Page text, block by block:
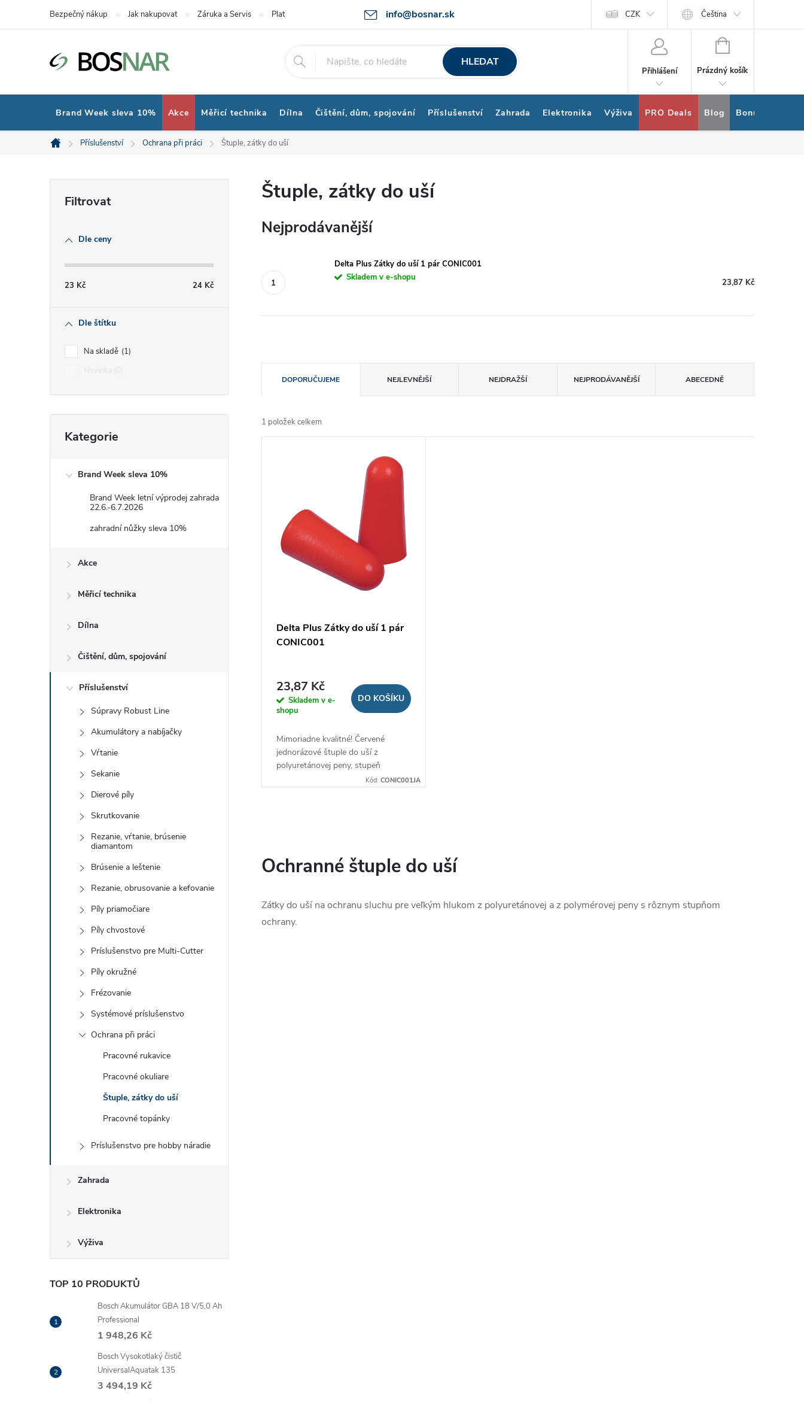
info@bosnar.sk
Bezpečný nákup Jak nakupovat Záruka a Servis Platby a Doprava Kontakty Obchodní podmínky Nákup na splátky Quatro
CZK Čeština
HLEDAT
Přihlášení
NÁKUPNÍ
Prázdný košík
Brand Week sleva 10% Akce Měřicí technika Dílna Čištění, dům, spojování Příslušenství Zahrada Elektronika Výživa PRO Deals Blog Bonus program
Domů
Příslušenství Ochrana při práci Štuple, zátky do uší
n
Dle ceny
23 Kč 24 Kč
Dle štítku
Na skladě 1
kategorie
Kategorie
Brand Week sleva 10%
Brand Week letní výprodej zahrada
22.6.-6.7.2026
zahradní nůžky sleva 10%
Akce
Měřicí technika
Dílna
Čištění, dům, spojování
Příslušenství
Súpravy Robust Line
Akumulátory a nabíjačky
Vŕtanie
Sekanie
Dierové píly
Skrutkovanie
Rezanie, vŕtanie, brúsenie
diamantom
Brúsenie a leštenie
Rezanie, obrusovanie a kefovanie
Píly priamočiare
Píly chvostové
Príslušenstvo pre Multi-Cutter
Píly okružné
Frézovanie
Systémové príslušenstvo
Ochrana při práci
Pracovné rukavice
Pracovné okuliare
Štuple, zátky do uší
Pracovné topánky
Príslušenstvo pre hobby náradie
Zahrada
Elektronika
Výživa
TOP 10 PRODUKTŮ
Bosch Akumulátor GBA 18 V/5,0 Ah
Professional
1 948,26 Kč
Bosch Vysokotlaký čistič
UniversalAquatak 135
3 494,19 Kč
Štuple, zátky do uší
Nejprodávanější
Delta Plus Zátky do uší 1 pár CONIC001
Skladem v e-shopu
23,87 Kč
a
z
DOPORUČUJEME NEJLEVNĚJŠÍ NEJDRAŽŠÍ NEJPRODÁVANĚJŠÍ ABECEDNĚ
1 položek celkem
t
Delta Plus Zátky do uší 1 pár
CONIC001
23,87 Kč
Skladem v e-
shopu
DO KOŠÍKU
Mimoriadne kvalitné! Červené
jednorázové štuple do uší z
polyuretánovej peny, stupeň
ochrany proti hluku 4 zo 4.
Kód:CONIC001JA
v
l
á
d
Ochranné štuple do uší
Zátky do uší na ochranu sluchu pre veľkým hlukom z polyuretánovej a z polymérovej peny s rôznym stupňom
ochrany.